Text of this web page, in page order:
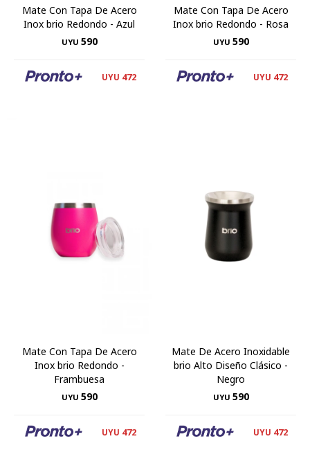
Mate Con Tapa De Acero
Inox brio Redondo - Azul
UYU 590
UYU 472
Mate Con Tapa De Acero
Inox brio Redondo - Rosa
UYU 590
UYU 472
Mate Con Tapa De Acero
Inox brio Redondo -
Frambuesa
UYU 590
UYU 472
Mate De Acero Inoxidable
brio Alto Diseño Clásico -
Negro
UYU 590
UYU 472